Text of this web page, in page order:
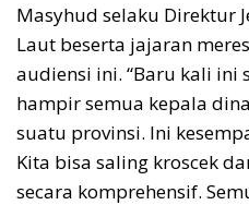
Masyhud selaku Direktur
Laut beserta jajaran
audiensi ini. “Baru kali ini
hampir semua kepala
suatu provinsi. Ini
Kita bisa saling kroscek
secara komprehensif.